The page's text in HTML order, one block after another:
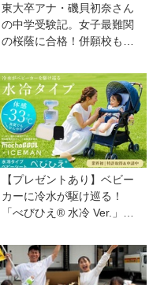
東大卒アナ・磯貝初奈さん
の中学受験記。女子最難関
の桜蔭に合格！併願校も魅
声かけは「睡眠が何より大
事」「勉強イヤならしなく
ていいよ」
【プレゼントあり】ベビー
カーに冷水が駆け巡る！
「べびひえ® 水冷 Ver.」で
かけをサポート